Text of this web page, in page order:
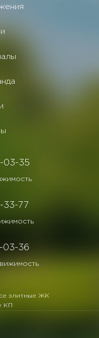
03-35
33-77
03-36
элитные ЖК
КП